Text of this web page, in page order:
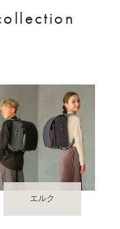
エルク